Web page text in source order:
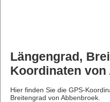
Längengrad,
Koordinaten von
Hier finden Sie die GPS-
Breitengrad von Abbenbroek.